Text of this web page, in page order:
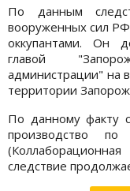
По данным
вооруженных сил РФ
оккупантами. Он
главой
администрации" на
территории
По данному факту
производство
следствие